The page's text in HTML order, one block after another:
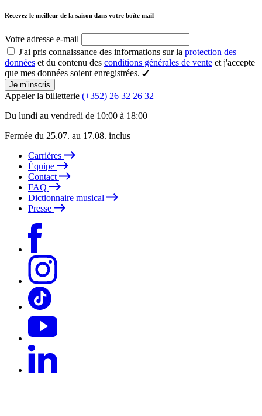
Recevez le meilleur de la saison dans votre boîte mail
Votre adresse e-mail
J'ai pris connaissance des informations sur la protection des
données et du contenu des conditions générales de vente et j'accepte
que mes données soient enregistrées.
Je m’inscris
Appeler la billetterie (+352) 26 32 26 32
Du lundi au vendredi de 10:00 à 18:00
Fermée du 25.07. au 17.08. inclus
Carrières
Équipe
Contact
FAQ
Dictionnaire musical
Presse